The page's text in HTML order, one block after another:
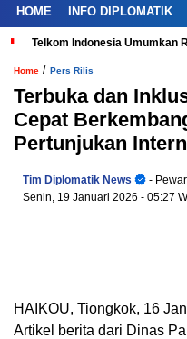
HOME INFO DIPLOMATIK
Telkom Indonesia Umumkan
Home / Pers Rilis
Terbuka dan
Cepat
Pertunjukan
Tim Diplomatik News
-
Senin, 19 Januari 2026 - 05:27
HAIKOU, Tiongkok, 16
Artikel berita dari Dinas